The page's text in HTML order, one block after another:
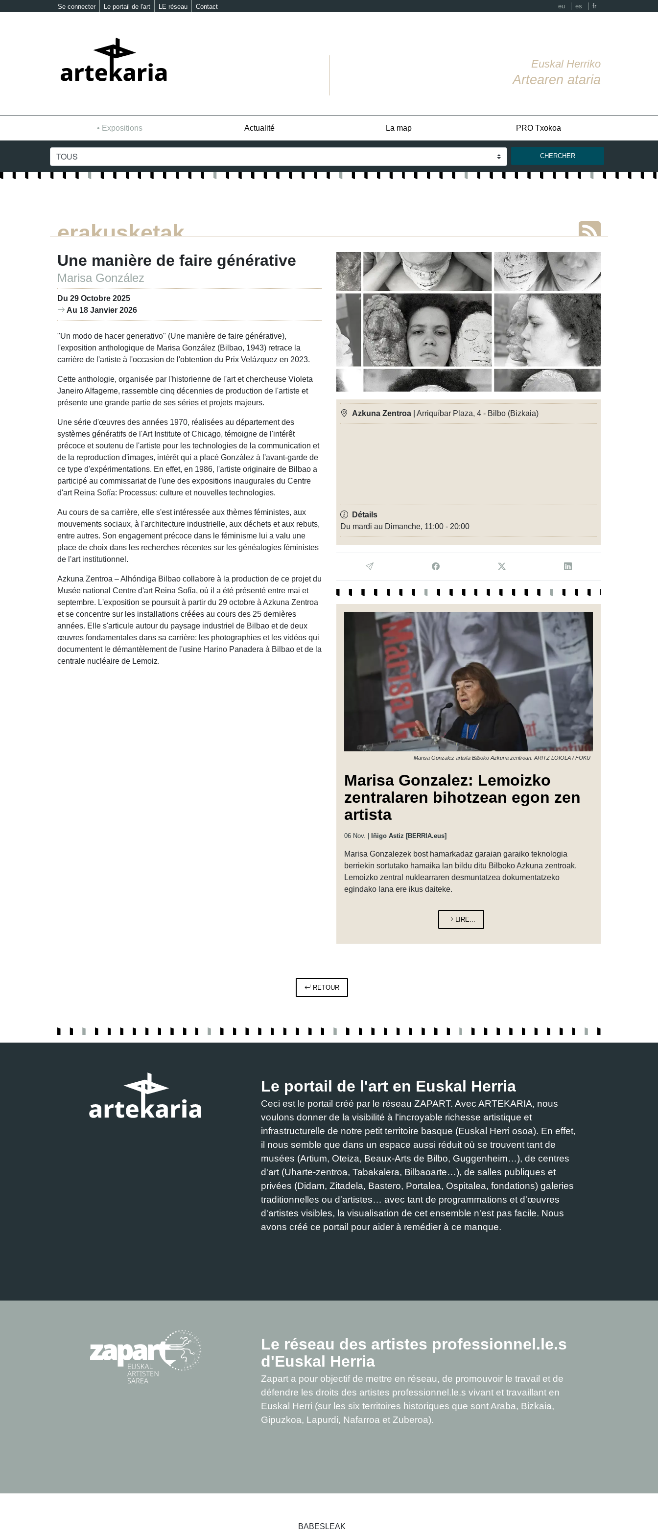
Se connecter Le portail de l'art LE réseau Contact eu es fr
Euskal Herriko
Artearen ataria
Expositions Actualité La map PRO Txokoa
CHERCHER
erakusketak
Une manière de faire générative
Marisa González
Du 29 Octobre 2025
Au 18 Janvier 2026
"Un modo de hacer generativo" (Une manière de faire générative),
l'exposition anthologique de Marisa González (Bilbao, 1943) retrace la
carrière de l'artiste à l'occasion de l'obtention du Prix Velázquez en 2023.
Cette anthologie, organisée par l'historienne de l'art et chercheuse Violeta
Janeiro Alfageme, rassemble cinq décennies de production de l'artiste et
présente une grande partie de ses séries et projets majeurs.
Une série d'œuvres des années 1970, réalisées au département des
systèmes génératifs de l'Art Institute of Chicago, témoigne de l'intérêt
précoce et soutenu de l'artiste pour les technologies de la communication et
de la reproduction d'images, intérêt qui a placé González à l'avant-garde de
ce type d'expérimentations. En effet, en 1986, l'artiste originaire de Bilbao a
participé au commissariat de l'une des expositions inaugurales du Centre
d'art Reina Sofía: Processus: culture et nouvelles technologies.
Au cours de sa carrière, elle s'est intéressée aux thèmes féministes, aux
mouvements sociaux, à l'architecture industrielle, aux déchets et aux rebuts,
entre autres. Son engagement précoce dans le féminisme lui a valu une
place de choix dans les recherches récentes sur les généalogies féministes
de l'art institutionnel.
Azkuna Zentroa – Alhóndiga Bilbao collabore à la production de ce projet du
Musée national Centre d'art Reina Sofía, où il a été présenté entre mai et
septembre. L'exposition se poursuit à partir du 29 octobre à Azkuna Zentroa
et se concentre sur les installations créées au cours des 25 dernières
années. Elle s'articule autour du paysage industriel de Bilbao et de deux
œuvres fondamentales dans sa carrière: les photographies et les vidéos qui
documentent le démantèlement de l'usine Harino Panadera à Bilbao et de la
centrale nucléaire de Lemoiz.
Azkuna Zentroa | Arriquíbar Plaza, 4 - Bilbo (Bizkaia)
Détails
Du mardi au Dimanche, 11:00 - 20:00
Marisa Gonzalez artista Bilboko Azkuna zentroan. ARITZ LOIOLA / FOKU
Marisa Gonzalez: Lemoizko
zentralaren bihotzean egon zen
artista
06 Nov. | Iñigo Astiz [BERRIA.eus]
Marisa Gonzalezek bost hamarkadaz garaian garaiko teknologia
berriekin sortutako hamaika lan bildu ditu Bilboko Azkuna zentroak.
Lemoizko zentral nuklearraren desmuntatzea dokumentatzeko
egindako lana ere ikus daiteke.
LIRE...
RETOUR
Le portail de l'art en Euskal Herria
Ceci est le portail créé par le réseau ZAPART. Avec ARTEKARIA, nous
voulons donner de la visibilité à l'incroyable richesse artistique et
infrastructurelle de notre petit territoire basque (Euskal Herri osoa). En effet,
il nous semble que dans un espace aussi réduit où se trouvent tant de
musées (Artium, Oteiza, Beaux-Arts de Bilbo, Guggenheim…), de centres
d'art (Uharte-zentroa, Tabakalera, Bilbaoarte…), de salles publiques et
privées (Didam, Zitadela, Bastero, Portalea, Ospitalea, fondations) galeries
traditionnelles ou d'artistes… avec tant de programmations et d'œuvres
d'artistes visibles, la visualisation de cet ensemble n'est pas facile. Nous
avons créé ce portail pour aider à remédier à ce manque.
Le réseau des artistes professionnel.le.s
d'Euskal Herria
Zapart a pour objectif de mettre en réseau, de promouvoir le travail et de
défendre les droits des artistes professionnel.le.s vivant et travaillant en
Euskal Herri (sur les six territoires historiques que sont Araba, Bizkaia,
Gipuzkoa, Lapurdi, Nafarroa et Zuberoa).
BABESLEAK